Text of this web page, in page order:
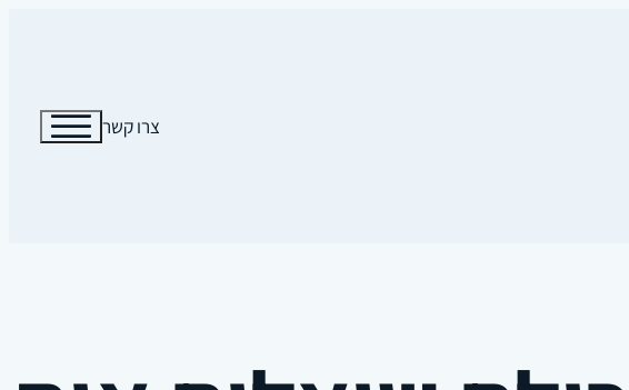
צרו קשר